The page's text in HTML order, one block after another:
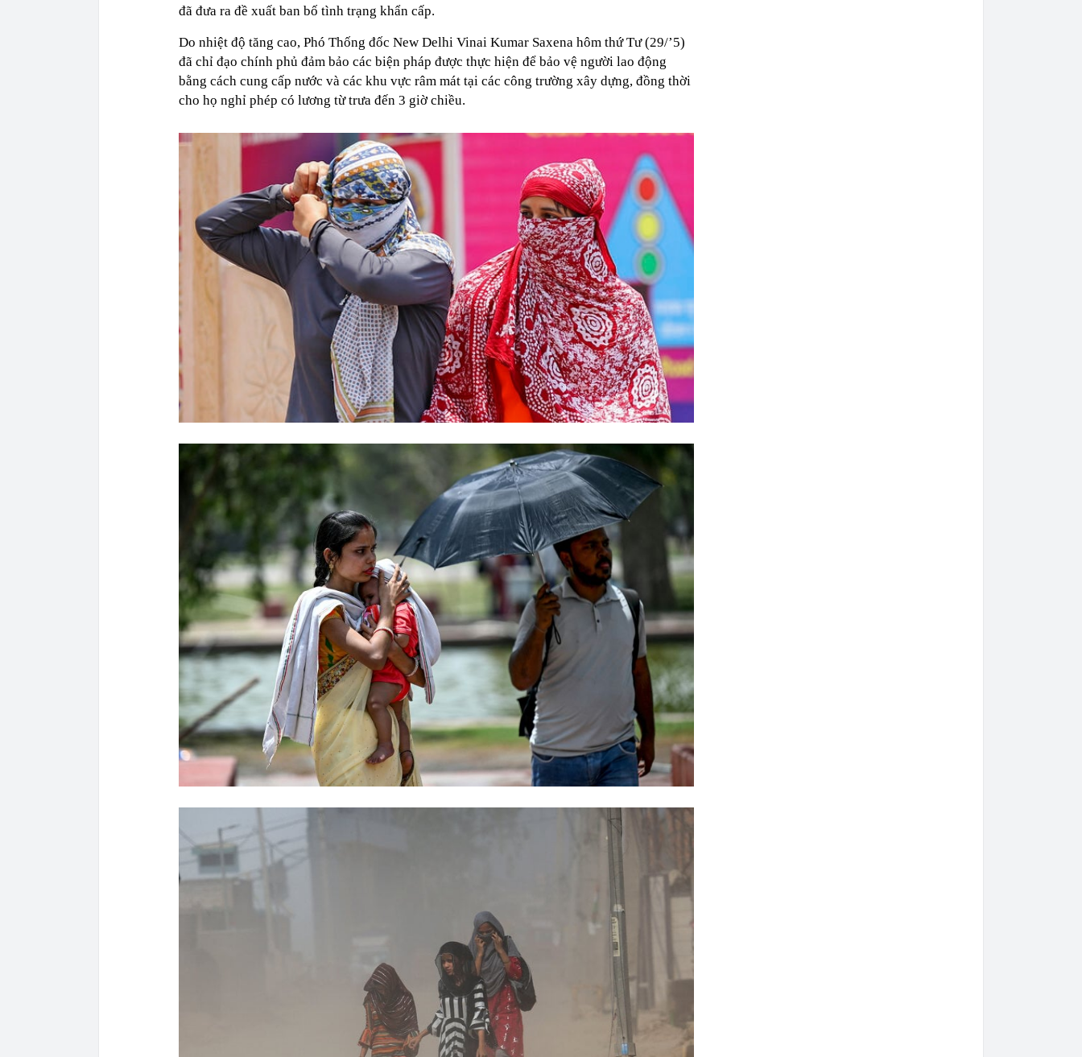
đã đưa ra đề xuất ban bố tình trạng khẩn cấp.
Do nhiệt độ tăng cao, Phó Thống đốc New Delhi Vinai Kumar Saxena hôm thứ Tư (29/’5)
đã chỉ đạo chính phủ đảm bảo các biện pháp được thực hiện để bảo vệ người lao động
bằng cách cung cấp nước và các khu vực râm mát tại các công trường xây dựng, đồng thời
cho họ nghỉ phép có lương từ trưa đến 3 giờ chiều.